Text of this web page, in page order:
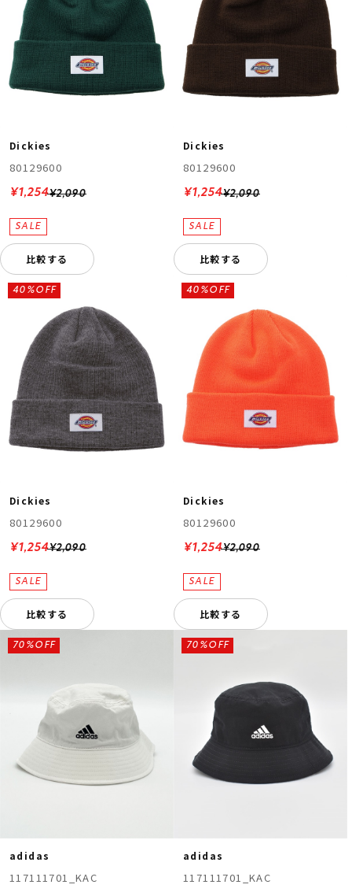
Dickies
80129600
¥2,090
¥1,254
比較する
Dickies
80129600
¥2,090
¥1,254
比較する
Dickies
80129600
¥2,090
40%OFF
¥1,254
比較する
Dickies
80129600
¥2,090
40%OFF
¥1,254
比較する
adidas
117111701_KAC
70%OFF
adidas
117111701_KAC
70%OFF